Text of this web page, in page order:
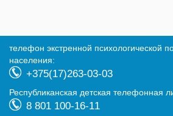
телефон экстренной психологической
населения:
+375(17)263-03-03
Республиканская детская телефонная
8 801 100-16-11